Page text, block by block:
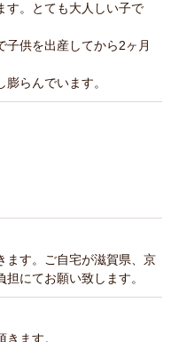
す。とても大人しい子で
子供を出産してから2ヶ月
らんでいます。
ます。ご自宅が滋賀県、京
にてお願い致します。
ます。